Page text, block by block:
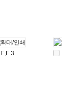
E,F 3